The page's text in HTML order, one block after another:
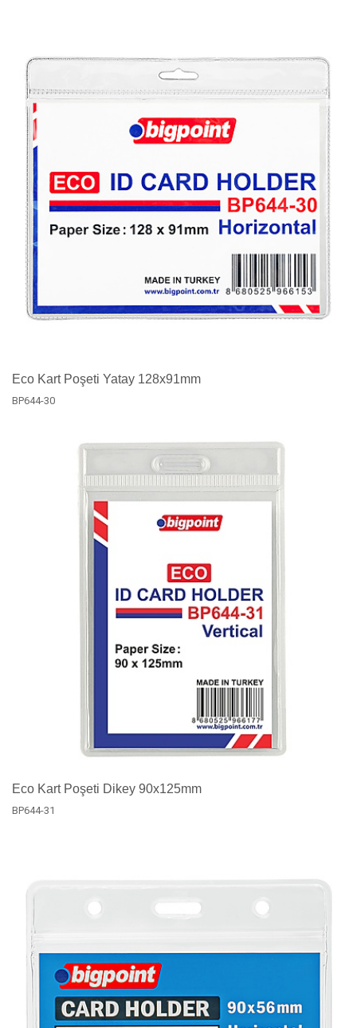
Eco Kart Poşeti Yatay 128x91mm
BP644-30
Eco Kart Poşeti Dikey 90x125mm
BP644-31